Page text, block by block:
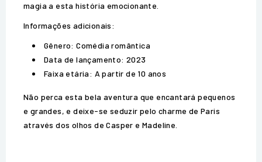
magia a esta história emocionante.
Informações adicionais:
Gênero: Comédia romântica
Data de lançamento: 2023
Faixa etária: A partir de 10 anos
Não perca esta bela aventura que encantará pequenos
e grandes, e deixe-se seduzir pelo charme de Paris
através dos olhos de Casper e Madeline.